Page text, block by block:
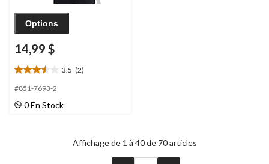
Options
14,99 $
3.5 (2)
3.5
étoile(s)
5.
#851-7693-2
0 En Stock
Affichage de 1 à 40 de 70 articles